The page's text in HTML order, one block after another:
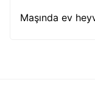
Maşında ev